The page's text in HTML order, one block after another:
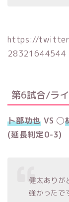
https://
28321644544
第6試合/ラ
卜部功也 VS ◯
(延長判定0-3)
健太ありが
強かったで